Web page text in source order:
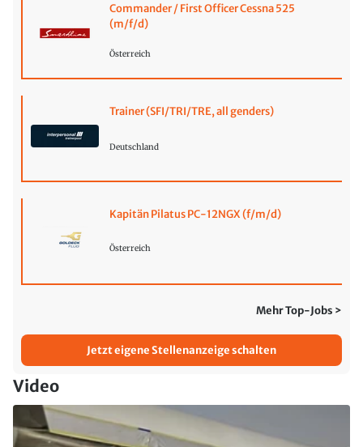
Commander / First Officer Cessna 525
(m/f/d)
Österreich
Trainer (SFI/TRI/TRE, all genders)
Deutschland
Kapitän Pilatus PC-12NGX (f/m/d)
Österreich
Mehr Top-Jobs >
Jetzt eigene Stellenanzeige schalten
Video